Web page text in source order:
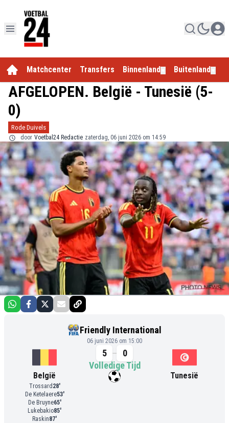
Matchcenter Transfers Binnenland Buitenland
AFGELOPEN. België - Tunesië (5-
0)
Rode Duivels
door Voetbal24 Redactie zaterdag, 06 juni 2026 om 14:59
Friendly International
06 juni 2026 om 15:00
België
Trossard 28'
De Ketelaere53'
De Bruyne65'
Lukebakio85'
Raskin87'
5
0
Volledige Tijd
Tunesië